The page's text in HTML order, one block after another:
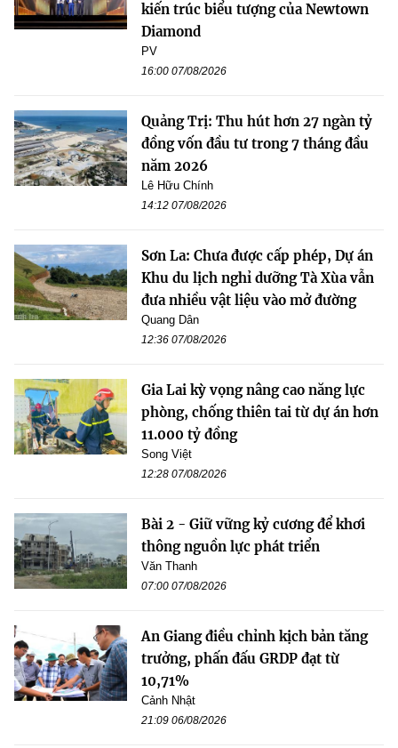
kiến trúc biểu tượng của Newtown
Diamond
PV
16:00 07/08/2026
Quảng Trị: Thu hút hơn 27 ngàn tỷ
đồng vốn đầu tư trong 7 tháng đầu
năm 2026
Lê Hữu Chính
14:12 07/08/2026
Sơn La: Chưa được cấp phép, Dự án
Khu du lịch nghỉ dưỡng Tà Xùa vẫn
đưa nhiều vật liệu vào mở đường
Quang Dân
12:36 07/08/2026
Gia Lai kỳ vọng nâng cao năng lực
phòng, chống thiên tai từ dự án hơn
11.000 tỷ đồng
Song Việt
12:28 07/08/2026
Bài 2 - Giữ vững kỷ cương để khơi
thông nguồn lực phát triển
Văn Thanh
07:00 07/08/2026
An Giang điều chỉnh kịch bản tăng
trưởng, phấn đấu GRDP đạt từ
10,71%
Cảnh Nhật
21:09 06/08/2026